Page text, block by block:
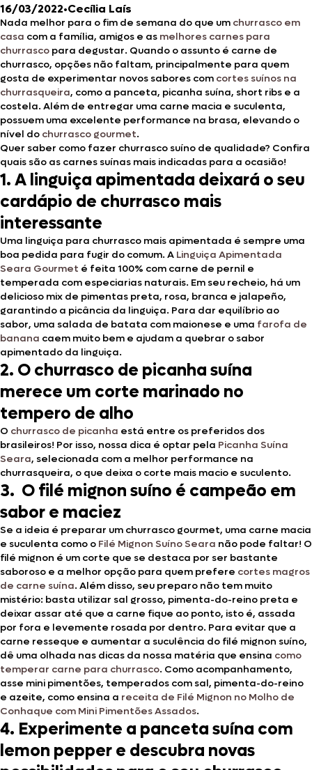
16/03/2022•Cecília Laís
Nada melhor para o fim de semana do que um churrasco em
casa com a família, amigos e as melhores carnes para
churrasco para degustar. Quando o assunto é carne de
churrasco, opções não faltam, principalmente para quem
gosta de experimentar novos sabores com cortes suínos na
churrasqueira, como a panceta, picanha suína, short ribs e a
costela. Além de entregar uma carne macia e suculenta,
possuem uma excelente performance na brasa, elevando o
nível do churrasco gourmet.
Quer saber como fazer churrasco suíno de qualidade? Confira
quais são as carnes suínas mais indicadas para a ocasião!
1. A linguiça apimentada deixará o seu
cardápio de churrasco mais
interessante
Uma linguiça para churrasco mais apimentada é sempre uma
boa pedida para fugir do comum. A Linguiça Apimentada
Seara Gourmet é feita 100% com carne de pernil e
temperada com especiarias naturais. Em seu recheio, há um
delicioso mix de pimentas preta, rosa, branca e jalapeño,
garantindo a picância da linguiça. Para dar equilíbrio ao
sabor, uma salada de batata com maionese e uma farofa de
banana caem muito bem e ajudam a quebrar o sabor
apimentado da linguiça.
2. O churrasco de picanha suína
merece um corte marinado no
tempero de alho
O churrasco de picanha está entre os preferidos dos
brasileiros! Por isso, nossa dica é optar pela Picanha Suína
Seara, selecionada com a melhor performance na
churrasqueira, o que deixa o corte mais macio e suculento.
3. O filé mignon suíno é campeão em
sabor e maciez
Se a ideia é preparar um churrasco gourmet, uma carne macia
e suculenta como o Filé Mignon Suíno Seara não pode faltar! O
filé mignon é um corte que se destaca por ser bastante
saboroso e a melhor opção para quem prefere cortes magros
de carne suína. Além disso, seu preparo não tem muito
mistério: basta utilizar sal grosso, pimenta-do-reino preta e
deixar assar até que a carne fique ao ponto, isto é, assada
por fora e levemente rosada por dentro. Para evitar que a
carne resseque e aumentar a suculência do filé mignon suíno,
dê uma olhada nas dicas da nossa matéria que ensina como
temperar carne para churrasco. Como acompanhamento,
asse mini pimentões, temperados com sal, pimenta-do-reino
e azeite, como ensina a receita de Filé Mignon no Molho de
Conhaque com Mini Pimentões Assados.
4. Experimente a panceta suína com
lemon pepper e descubra novas